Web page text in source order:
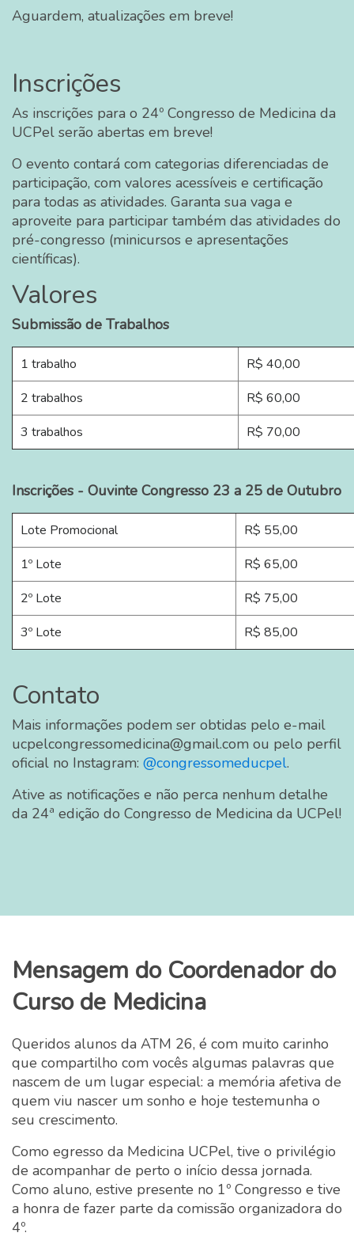
Aguardem, atualizações em breve!
Inscrições
As inscrições para o 24º Congresso de Medicina da
UCPel serão abertas em breve!
O evento contará com categorias diferenciadas de
participação, com valores acessíveis e certificação
para todas as atividades. Garanta sua vaga e
aproveite para participar também das atividades do
pré-congresso (minicursos e apresentações
científicas).
Valores
Submissão de Trabalhos
1 trabalho
R$ 40,00
2 trabalhos
R$ 60,00
3 trabalhos
R$ 70,00
Inscrições - Ouvinte Congresso 23 a 25 de Outubro
Lote Promocional
R$ 55,00
1º Lote
R$ 65,00
2º Lote
R$ 75,00
3º Lote
R$ 85,00
Contato
Mais informações podem ser obtidas pelo e-mail
ucpelcongressomedicina@gmail.com ou pelo perfil
oficial no Instagram: @congressomeducpel.
Ative as notificações e não perca nenhum detalhe
da 24ª edição do Congresso de Medicina da UCPel!
Mensagem do Coordenador do
Curso de Medicina
Queridos alunos da ATM 26, é com muito carinho
que compartilho com vocês algumas palavras que
nascem de um lugar especial: a memória afetiva de
quem viu nascer um sonho e hoje testemunha o
seu crescimento.
Como egresso da Medicina UCPel, tive o privilégio
de acompanhar de perto o início dessa jornada.
Como aluno, estive presente no 1º Congresso e tive
a honra de fazer parte da comissão organizadora do
4º.